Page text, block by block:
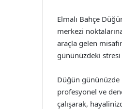
Elmalı Bahçe
merkezi
araçla gelen
gününüzdeki
Düğün gününüzde
profesyonel ve
çalışarak,